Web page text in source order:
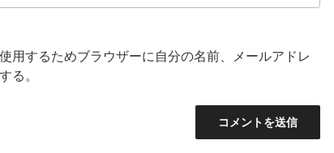
用するためブラウザーに自分の名前、メールアドレ
る。